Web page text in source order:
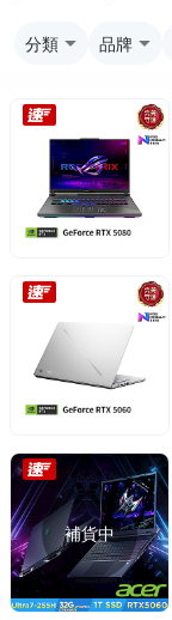
分類 品牌
補貨中